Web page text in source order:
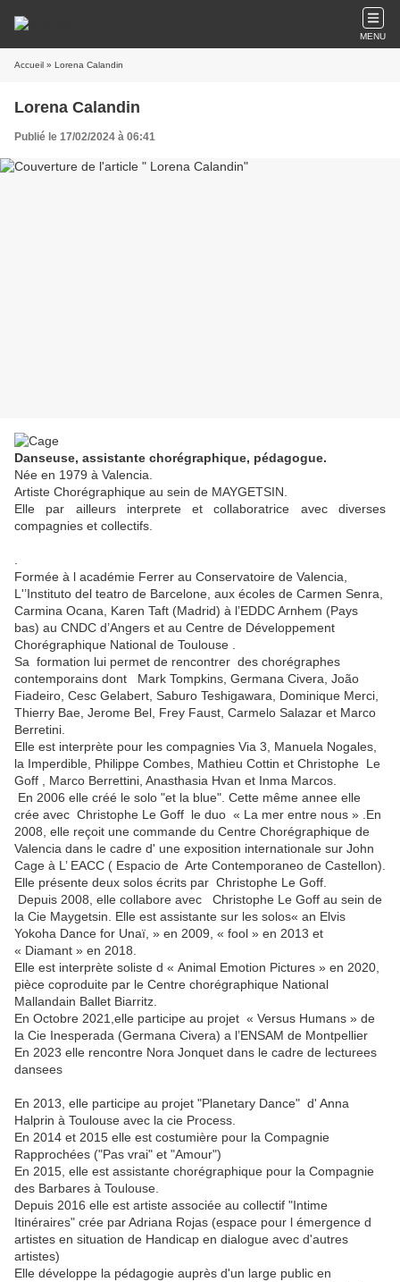
MENU
Accueil » Lorena Calandin
Lorena Calandin
Publié le 17/02/2024 à 06:41
Danseuse, assistante chorégraphique, pédagogue.
Née en 1979 à Valencia.
Artiste Chorégraphique au sein de MAYGETSIN.
Elle par ailleurs interpreteet collaboratrice
avec diverses
compagnies et collectifs.
Formée à l académie Ferrer au Conservatoire de Valencia,
L'’Instituto del teatro de Barcelone, aux écoles de Carmen Senra,
Carmina Ocana, Karen Taft (Madrid) à l’EDDC Arnhem (Pays
bas) au CNDC d’Angers et au Centre de Développement
Chorégraphique National de Toulouse .
Sa formation lui permet de rencontrer des chorégraphes
contemporains dont Mark Tompkins, Germana Civera, João
Fiadeiro, Cesc Gelabert, Saburo Teshigawara, Dominique Merci,
Thierry Bae, Jerome Bel, Frey Faust, Carmelo Salazar et Marco
Berretini.
Elle est interprète pour les compagnies Via 3, Manuela Nogales,
la Imperdible, Philippe Combes, Mathieu Cottin et Christophe Le
Goff , Marco Berrettini, Anasthasia Hvan et Inma Marcos.
En 2006 elle créé le solo "et la blue". Cette même annee elle
crée avec Christophe Le Goff le duo « La mer entre nous » .En
2008, elle reçoit une commande du Centre Chorégraphique de
Valencia dans le cadre d' une exposition internationale sur John
Cage à L’ EACC ( Espacio de Arte Contemporaneo de Castellon).
Elle présente deux solos écrits par Christophe Le Goff.
Depuis 2008, elle collabore avec Christophe Le Goff au sein de
la Cie Maygetsin. Elle est assistante sur les solos« an Elvis
Yokoha Dance for Unaï, » en 2009, « fool » en 2013 et
« Diamant » en 2018.
Elle est interprète soliste d « Animal Emotion Pictures » en 2020,
pièce coproduite par le Centre chorégraphique National
Mallandain Ballet Biarritz.
En Octobre 2021,elle participe au projet « Versus Humans » de
la Cie Inesperada (Germana Civera) a l’ENSAM de Montpellier
En 2023 elle rencontre Nora Jonquet dans le cadre de lecturees
dansees
En 2013, elle participe au projet "Planetary Dance" d' Anna
Halprin à Toulouse avec la cie Process.
En 2014 et 2015 elle est costumière pour la Compagnie
Rapprochées ("Pas vrai" et "Amour")
En 2015, elle est assistante chorégraphique pour la Compagnie
des Barbares à Toulouse.
Depuis 2016 elle est artiste associée au collectif "Intime
Itinéraires" crée par Adriana Rojas (espace pour l émergence d
artistes en situation de Handicap en dialogue avec d'autres
artistes)
Elle développe la pédagogie auprès d'un large public en